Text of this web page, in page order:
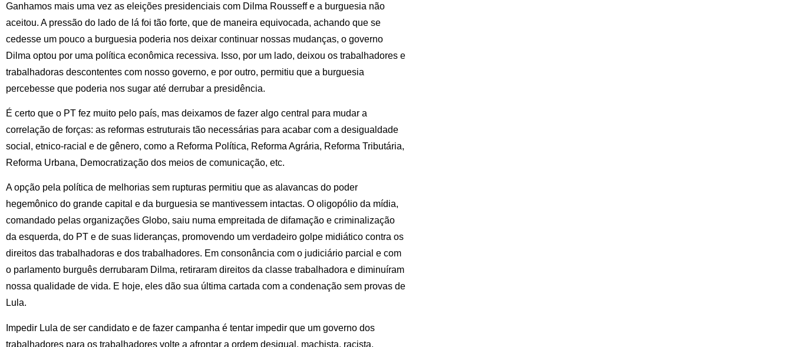
Ganhamos mais uma vez as eleições presidenciais com Dilma Rousseff e a burguesia não
aceitou. A pressão do lado de lá foi tão forte, que de maneira equivocada, achando que se
cedesse um pouco a burguesia poderia nos deixar continuar nossas mudanças, o governo
Dilma optou por uma política econômica recessiva. Isso, por um lado, deixou os trabalhadores e
trabalhadoras descontentes com nosso governo, e por outro, permitiu que a burguesia
percebesse que poderia nos sugar até derrubar a presidência.
É certo que o PT fez muito pelo país, mas deixamos de fazer algo central para mudar a
correlação de forças: as reformas estruturais tão necessárias para acabar com a desigualdade
social, etnico-racial e de gênero, como a Reforma Política, Reforma Agrária, Reforma Tributária,
Reforma Urbana, Democratização dos meios de comunicação, etc.
A opção pela política de melhorias sem rupturas permitiu que as alavancas do poder
hegemônico do grande capital e da burguesia se mantivessem intactas. O oligopólio da mídia,
comandado pelas organizações Globo, saiu numa empreitada de difamação e criminalização
da esquerda, do PT e de suas lideranças, promovendo um verdadeiro golpe midiático contra os
direitos das trabalhadoras e dos trabalhadores. Em consonância com o judiciário parcial e com
o parlamento burguês derrubaram Dilma, retiraram direitos da classe trabalhadora e diminuíram
nossa qualidade de vida. E hoje, eles dão sua última cartada com a condenação sem provas de
Lula.
Impedir Lula de ser candidato e de fazer campanha é tentar impedir que um governo dos
trabalhadores para os trabalhadores volte a afrontar a ordem desigual, machista, racista,